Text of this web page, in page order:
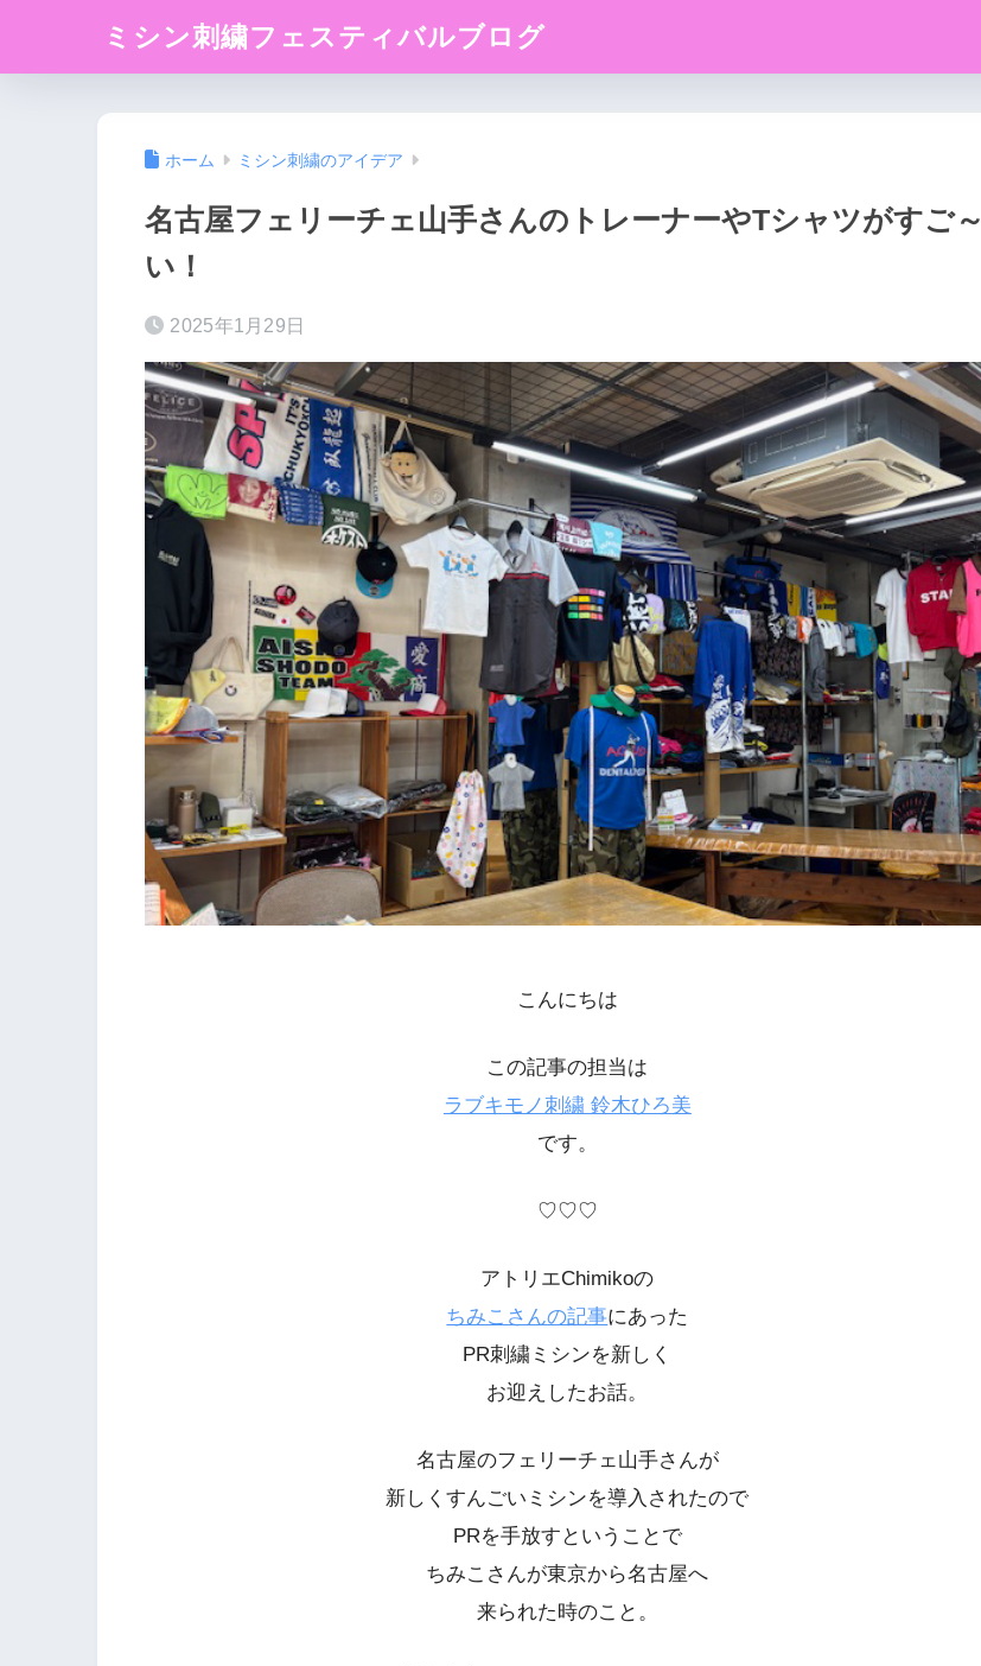
ミシン刺繍フェスティバルブログ
ホーム ミシン刺繍のアイデア
名古屋フェリーチェ山手さんのトレーナーやTシャツがすご～
い！
2025年1月29日
こんにちは
この記事の担当は
ラブキモノ刺繍 鈴木ひろ美
です。
♡♡♡
アトリエChimikoの
ちみこさんの記事にあった
PR刺繍ミシンを新しく
お迎えしたお話。
名古屋のフェリーチェ山手さんが
新しくすんごいミシンを導入されたので
PRを手放すということで
ちみこさんが東京から名古屋へ
来られた時のこと。